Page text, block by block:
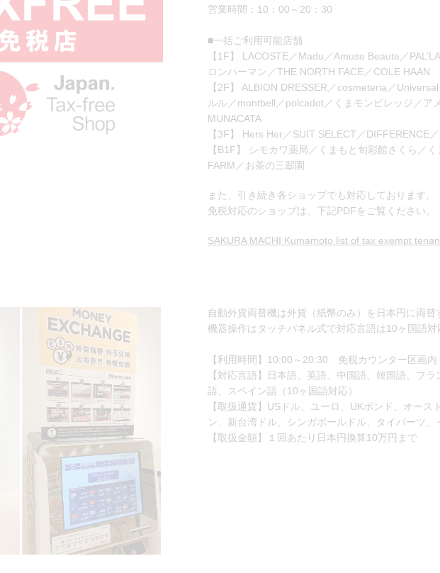
営業時間：10：00～20：30
■一括ご利用可能店舗
【1F】 LACOSTE／Madu／Amuse Beaute／
ロンハーマン／THE NORTH FACE／COLE HAAN
【2F】 ALBION DRESSER／cosmeteria／
ルル／montbell／polcadot／くまモンビレッジ／ア
MUNACATA
【3F】 Hers Her／SUIT SELECT／DIFFERENCE
【B1F】 シモカワ薬局／くまもと旬彩館さくら／
FARM／お茶の三翆園
また、引き続き各ショップでも対応しております。
免税対応のショップは、下記PDFをご覧ください。
SAKURA MACHI Kumamoto list of tax exempt
自動外貨両替機は外貨（紙幣のみ）を日本円に両替
機器操作はタッチパネル式で対応言語は10ヶ国語
【利用時間】10:00～20:30 免税カウンター区画内
【対応言語】日本語、英語、中国語、韓国語、フ
語、スペイン語（10ヶ国語対応）
【取扱通貨】USドル、ユーロ、UKポンド、オー
ン、新台湾ドル、シンガポールドル、タイバーツ
【取扱金額】１回あたり日本円換算10万円まで